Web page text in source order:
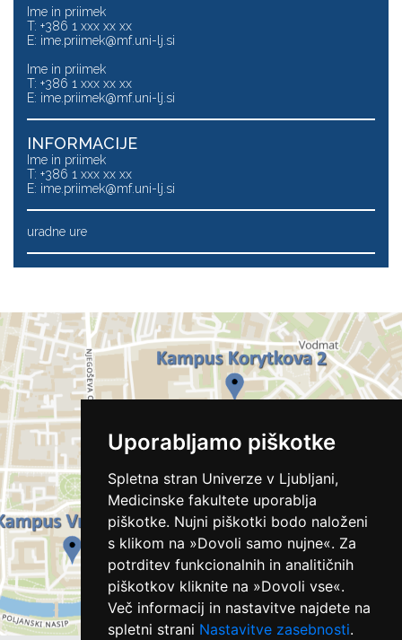
Uporabljamo piškotke
Spletna stran Univerze v Ljubljani,
Medicinske fakultete uporablja
piškotke. Nujni piškotki bodo naloženi
s klikom na »Dovoli samo nujne«. Za
potrditev funkcionalnih in analitičnih
piškotkov kliknite na »Dovoli vse«.
Več informacij in nastavitve najdete na
spletni strani Nastavitve zasebnosti.
Ime in priimek
T: +386 1 xxx xx xx
E: ime.priimek@mf.uni-lj.si
Ime in priimek
T: +386 1 xxx xx xx
E: ime.priimek@mf.uni-lj.si
INFORMACIJE
Ime in priimek
T: +386 1 xxx xx xx
E: ime.priimek@mf.uni-lj.si
uradne ure